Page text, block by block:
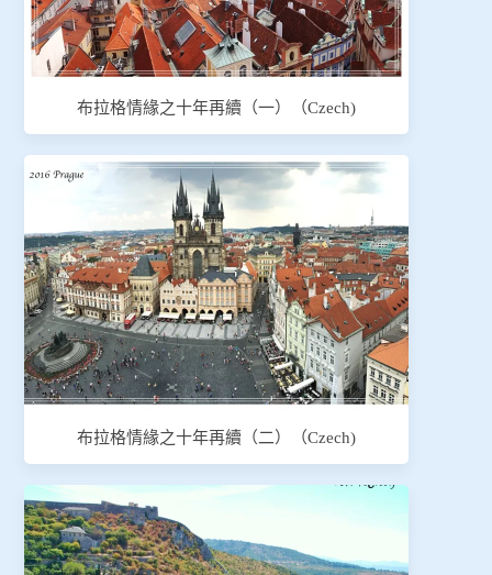
布拉格情緣之十年再續（一）（Czech)
布拉格情緣之十年再續（二）（Czech)